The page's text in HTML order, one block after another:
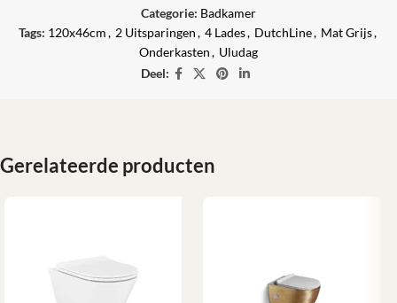
Categorie: Badkamer
Tags: 120x46cm, 2 Uitsparingen, 4 Lades, DutchLine, Mat Grijs,
Onderkasten, Uludag
Deel:
Gerelateerde producten